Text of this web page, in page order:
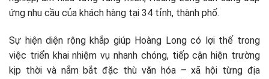
ứng nhu cầu của khách hàng tại 34 tỉnh, thành phố.
Sự hiện diện rộng khắp giúp Hoàng Long có lợi thế trong
việc triển khai nhiệm vụ nhanh chóng, tiếp cận hiện trường
kịp thời và nắm bắt đặc thù văn hóa – xã hội từng địa